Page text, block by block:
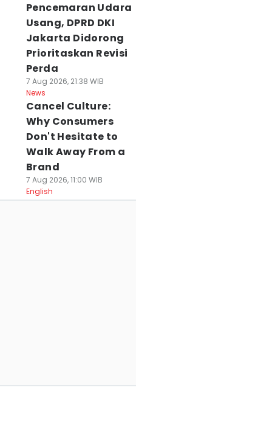
Pencemaran Udara
Usang, DPRD DKI
Jakarta Didorong
Prioritaskan Revisi
Perda
7 Aug 2026, 21:38 WIB
News
Cancel Culture:
Why Consumers
Don't Hesitate to
Walk Away From a
Brand
7 Aug 2026, 11:00 WIB
English